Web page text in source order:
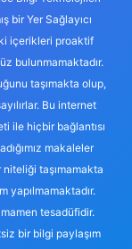
bir Yer Sağlayıcı
içerikleri proaktif
bulunmamaktadır.
taşımakta olup,
Bu internet
ile hiçbir bağlantısı
makaleler
taşımamakta
yapılmamaktadır.
tesadüfidir.
bir bilgi paylaşım